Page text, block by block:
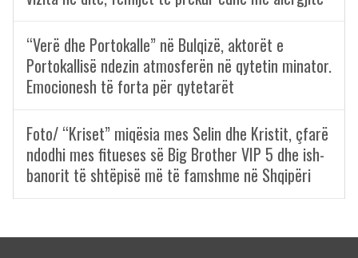
“Verë dhe Portokalle” në Bulqizë, aktorët e
Portokallisë ndezin atmosferën në qytetin minator.
Emocionesh të forta për qytetarët
Foto/ “Kriset” miqësia mes Selin dhe Kristit, çfarë
ndodhi mes fitueses së Big Brother VIP 5 dhe ish-
banorit të shtëpisë më të famshme në Shqipëri